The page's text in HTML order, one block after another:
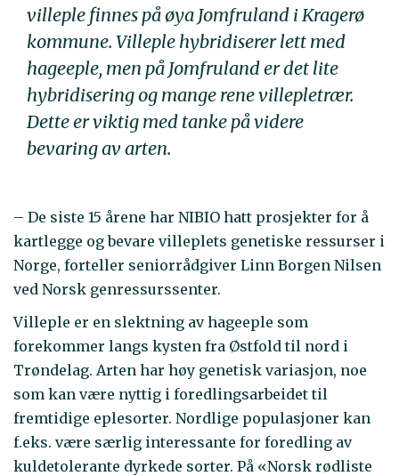
villeple finnes på øya Jomfruland i Kragerø
kommune. Villeple hybridiserer lett med
hageeple, men på Jomfruland er det lite
hybridisering og mange rene villepletrær.
Dette er viktig med tanke på videre
bevaring av arten.
– De siste 15 årene har NIBIO hatt prosjekter for å
kartlegge og bevare villeplets genetiske ressurser i
Norge, forteller seniorrådgiver Linn Borgen Nilsen
ved Norsk genressurssenter.
Villeple er en slektning av hageeple som
forekommer langs kysten fra Østfold til nord i
Trøndelag. Arten har høy genetisk variasjon, noe
som kan være nyttig i foredlingsarbeidet til
fremtidige eplesorter. Nordlige populasjoner kan
f.eks. være særlig interessante for foredling av
kuldetolerante dyrkede sorter. På «Norsk rødliste